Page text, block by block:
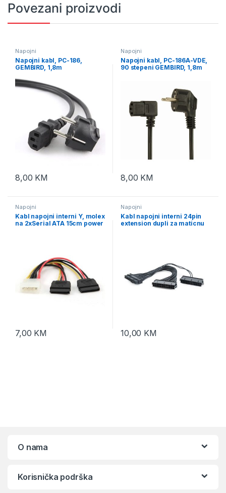
Povezani proizvodi
Napojni
Napojni kabl, PC-186,
GEMBIRD, 1,8m
8,00 KM
Napojni
Napojni kabl, PC-186A-VDE,
90 stepeni GEMBIRD, 1,8m
8,00 KM
Napojni
Kabl napojni interni Y, molex
na 2xSerial ATA 15cm power
7,00 KM
Napojni
Kabl napojni interni 24pin
extension dupli za maticnu
10,00 KM
O nama
Korisnička podrška